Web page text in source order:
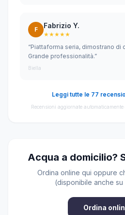
F Fabrizio Y.
★★★★★
“Piattaforma seria, dimostrano di
Grande professionalità.”
Biella
Leggi tutte le 77
Recensioni aggiornate
Acqua a domicilio?
Ordina online qui oppure
(disponibile anche su
Ordina